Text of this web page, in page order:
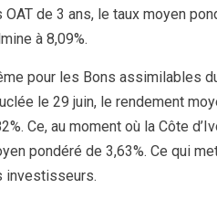
OAT de 3 ans, le taux moyen
à 8,09%.
pour les Bons assimilables
le 29 juin, le rendement
Ce, au moment où la Côte
pondéré de 3,63%. Ce qui
investisseurs.